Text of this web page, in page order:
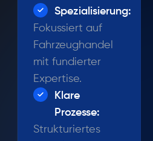
Spezialisierung:
Fokussiert auf
Fahrzeughandel
mit fundierter
Expertise.
Klare
Prozesse:
Strukturiertes